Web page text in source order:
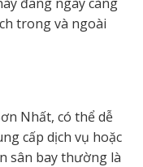
đang ngày càng
trong và ngoài
Nhất, có thể dễ
cấp dịch vụ hoặc
sân bay thường là